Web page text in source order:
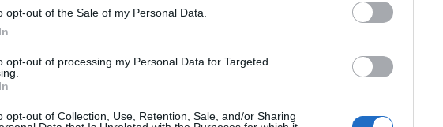
opt-out of the Sale of my Personal Data.
opt-out of processing my Personal Data for Targeted
opt-out of Collection, Use, Retention, Sale, and/or Sharing